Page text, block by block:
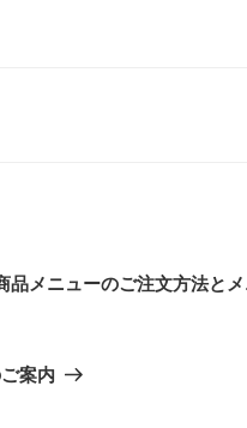
品メニューのご注文方法と
案内